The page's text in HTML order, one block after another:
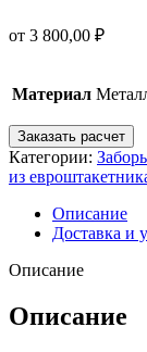
от 3 800,00 ₽
Материал
Заказать расчет
Категории:
из
Описание
Доставка и
Описание
Описание